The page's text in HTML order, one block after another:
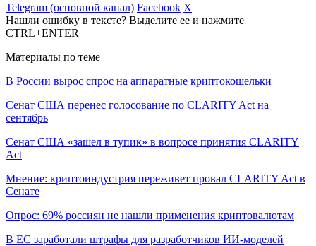
Telegram (основной канал) Facebook X
Нашли ошибку в тексте? Выделите ее и нажмите
CTRL+ENTER
Материалы по теме
В России вырос спрос на аппаратные криптокошельки
Сенат США перенес голосование по CLARITY Act на
сентябрь
Сенат США «зашел в тупик» в вопросе принятия CLARITY
Act
Мнение: криптоиндустрия переживет провал CLARITY Act в
Сенате
Опрос: 69% россиян не нашли применения криптовалютам
В ЕС заработали штрафы для разработчиков ИИ-моделей